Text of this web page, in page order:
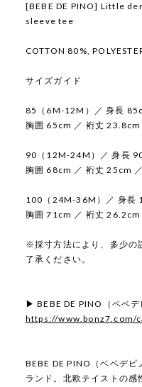
[BEBE DE PINO] Little
sleeve tee
COTTON 80%,
サイズガイド
85（6M-12M）／ 身長
胸囲 65cm ／ 裄丈
90（12M-24M）／ 身長
胸囲 68cm ／ 裄丈 25cm
100（24M-36M）／ 身長
胸囲 71cm ／ 裄丈
※採寸方法により、多少の
了承ください。
▶ BEBE DE PINO（ベベ
https://www.bonz7.com/
BEBE DE PINO（ベベデ
ランド。北欧テイストの